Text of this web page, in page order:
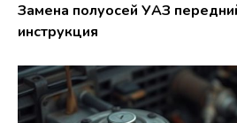
Замена полуосей УАЗ
инструкция